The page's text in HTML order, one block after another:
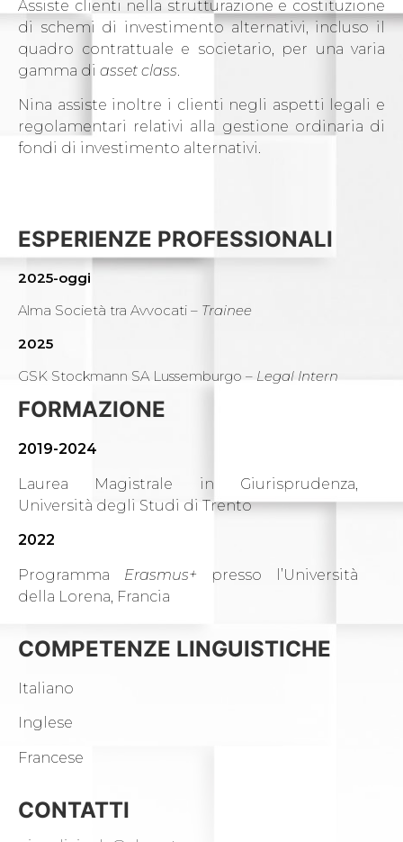
Assiste clienti nella strutturazione e costituzione
di schemi di investimento alternativi, incluso il
quadro contrattuale e societario, per una varia
gamma di asset class
Nina assiste inoltre i clienti negli aspetti legali e
regolamentari relativi alla gestione ordinaria di
fondi di investimento alternativi.
ESPERIENZE PROFESSIONALI
2025-oggi
Alma Società tra Avvocati – Trainee
2025
GSK Stockmann SA Lussemburgo – Legal Intern
FORMAZIONE
2019-2024
Laurea Magistrale in Giurisprudenza,
Università degli Studi di Trento
2022
Programma Erasmus+ presso l’Università
della Lorena, Francia
COMPETENZE LINGUISTICHE
Italiano
Inglese
Francese
CONTATTI